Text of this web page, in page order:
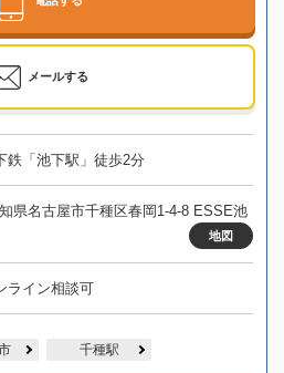
メールする
鉄「池下駅」徒歩2分
県名古屋市千種区春岡1-4-8 ESSE池
地図
ライン相談可
千種駅